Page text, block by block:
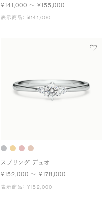
¥141,000 〜 ¥155,000
表示商品： ¥141,000
スプリング デュオ
¥152,000 〜 ¥178,000
表示商品： ¥152,000